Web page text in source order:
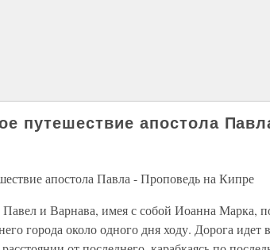
путешествие апостола
апостола Павла - Проповедь на Кипре
и Варнава, имея с собой Иоанна Марка,
города около одного дня ходу. Дорога идет